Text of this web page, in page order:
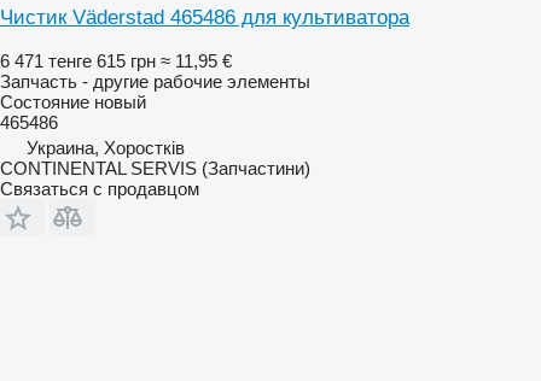
Чистик Väderstad 465486 для культиватора
6 471 тенге 615 грн ≈ 11,95 €
Запчасть - другие рабочие элементы
Состояние новый
465486
Украина, Хоростків
CONTINENTAL SERVIS (Запчастини)
Связаться с продавцом